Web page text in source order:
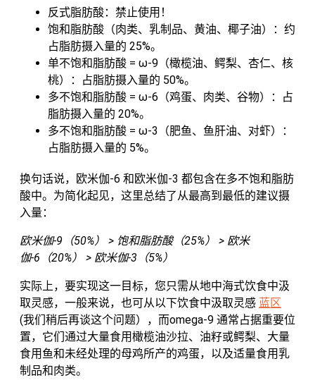
反式脂肪酸：禁止使用！
饱和脂肪酸（肉类、乳制品、黄油、椰子油）：约
占脂肪摄入量的 25%。
单不饱和脂肪酸 = ω-9（橄榄油、鳄梨、杏仁、核
桃）：占脂肪摄入量的 50%。
多不饱和脂肪酸 = ω-6（鸡蛋、肉类、谷物）：占
脂肪摄入量的 20%。
多不饱和脂肪酸 = ω-3（肥鱼、鱼肝油、对虾）：
占脂肪摄入量的 5%。
换句话说，欧米伽-6 和欧米伽-3 都包含在多不饱和脂肪
酸中。为简化起见，这里总结了从最高到最低的建议摄
入量：
欧米伽-9（50%） > 饱和脂肪酸（25%） > 欧米
伽-6（20%） > 欧米伽-3（5%）
实际上，要实现这一目标，您只需从地中海式饮食中汲
取灵感，一般来说，也可从以下饮食中汲取灵感 蓝区
(我们稍后再谈这个问题），而omega-9 通常占据重要位
置，它们通过大量食用橄榄油沙拉、油籽或鳄梨、大量
食用鱼和未经处理的母鸡所产的鸡蛋，以及适量食用乳
制品和肉类。